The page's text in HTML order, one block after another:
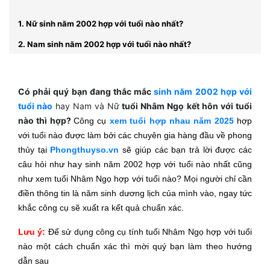
1. Nữ sinh năm 2002 hợp với tuổi nào nhất?
2. Nam sinh năm 2002 hợp với tuổi nào nhất?
Có phải quý bạn đang thắc mắcsinh năm 2002 hợp với
tuổi nào hay Nam và Nữtuổi Nhâm Ngọ kết hôn với tuổi
nào thì hợp?Công cụ xem tuổi hợp nhau năm 2025hợp
với tuổi nào được làm bởi các chuyên gia hàng đầu về phong
thủy tại Phongthuyso.vn sẽ giúp các bạn trả lời được các
câu hỏi như hay sinh năm 2002 hợp với tuổi nào nhất cũng
như xem tuổi Nhâm Ngọ hợp với tuổi nào? Mọi người chỉ cần
điền thông tin là năm sinh dương lịch của mình vào, ngay tức
khắc công cụ sẽ xuất ra kết quả chuẩn xác.
Lưu ý: Để sử dụng công cụ tính tuổi Nhâm Ngọ hợp với tuổi
nào một cách chuẩn xác thì mời quý bạn làm theo hướng
dẫn sau